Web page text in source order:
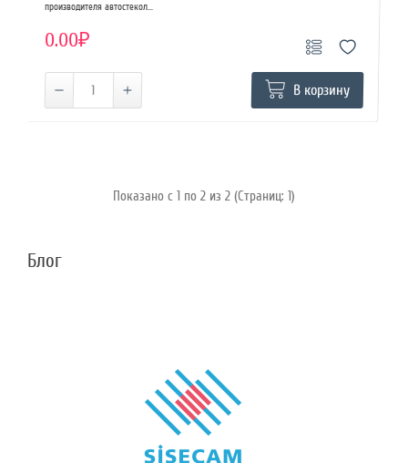
производителя автостекол...
0.00₽
В корзину
Показано с 1 по 2 из 2 (Страниц: 1)
Блог